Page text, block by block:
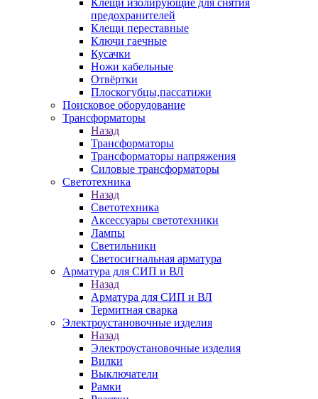
Клещи изолирующие для снятия
предохранителей
Клещи переставные
Ключи гаечные
Кусачки
Ножи кабельные
Отвёртки
Плоскогубцы,пассатижи
Поисковое оборудование
Трансформаторы
Назад
Трансформаторы
Трансформаторы напряжения
Силовые трансформаторы
Светотехника
Назад
Светотехника
Аксессуары светотехники
Лампы
Светильники
Светосигнальная арматура
Арматура для СИП и ВЛ
Назад
Арматура для СИП и ВЛ
Термитная сварка
Электроустановочные изделия
Назад
Электроустановочные изделия
Вилки
Выключатели
Рамки